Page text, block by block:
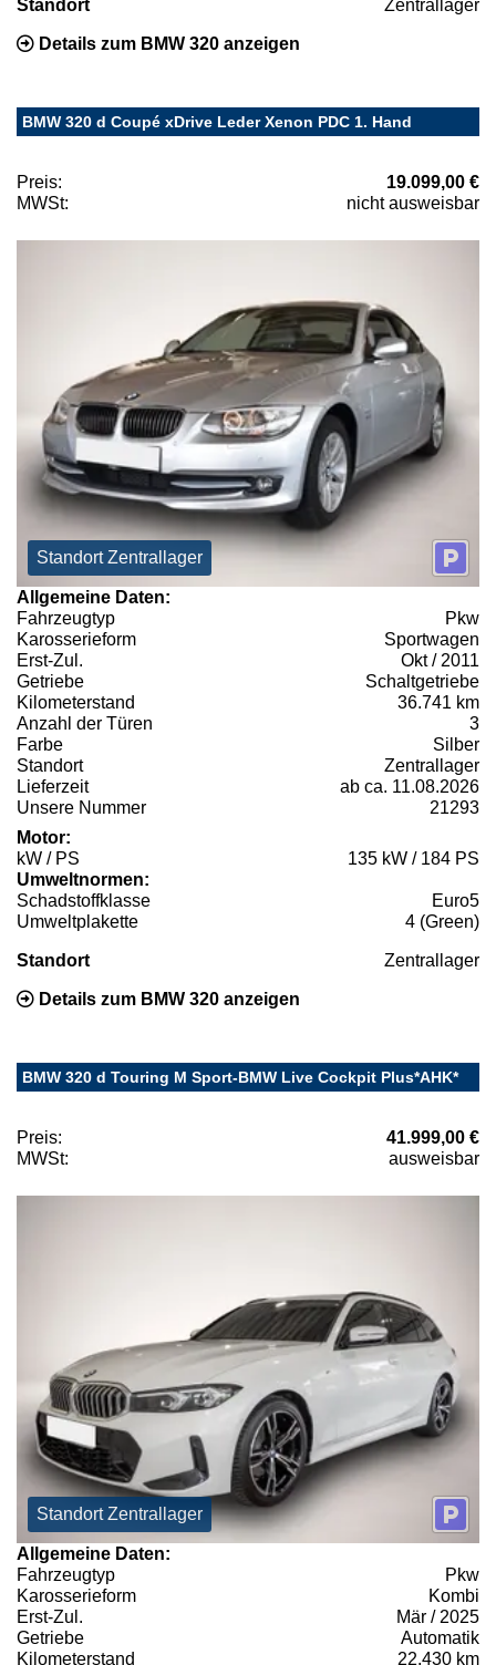
Standort Zentrallager
Details zum BMW 320 anzeigen
BMW 320 d Coupé xDrive Leder Xenon PDC 1. Hand
Preis:
19.099,00 €
MWSt:
nicht ausweisbar
Standort Zentrallager
Allgemeine Daten:
Fahrzeugtyp
Pkw
Karosserieform
Sportwagen
Erst-Zul.
Okt / 2011
Getriebe
Schaltgetriebe
Kilometerstand
36.741 km
Anzahl der Türen
3
Farbe
Silber
Standort
Zentrallager
Lieferzeit
ab ca. 11.08.2026
Unsere Nummer
21293
Motor:
kW / PS
135 kW / 184 PS
Umweltnormen:
Schadstoffklasse
Euro5
Umweltplakette
4 (Green)
Standort Zentrallager
Details zum BMW 320 anzeigen
BMW 320 d Touring M Sport-BMW Live Cockpit Plus*AHK*
Preis:
41.999,00 €
MWSt:
ausweisbar
Standort Zentrallager
Allgemeine Daten:
Fahrzeugtyp
Pkw
Karosserieform
Kombi
Erst-Zul.
Mär / 2025
Getriebe
Automatik
Kilometerstand
22.430 km